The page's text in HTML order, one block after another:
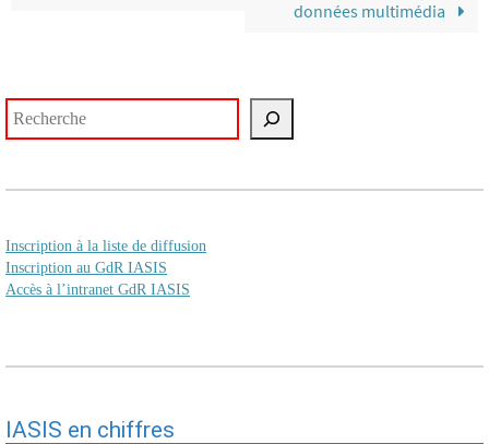
données multimédia
Inscription à la liste de diffusion
Inscription au GdR IASIS
Accès à l’intranet GdR IASIS
IASIS en chiffres